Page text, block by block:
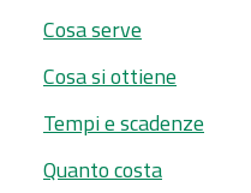
Cosa serve
Cosa si ottiene
Tempi e scadenze
Quanto costa